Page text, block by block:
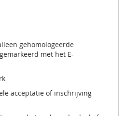
gehomologeerde
met het E-
acceptatie of inschrijving